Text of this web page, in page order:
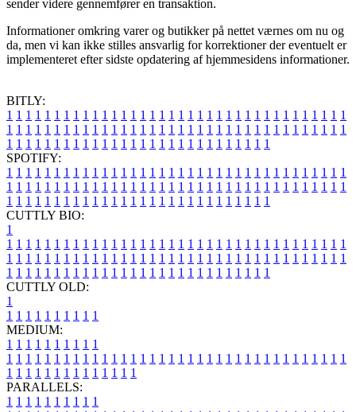
sender videre gennemfører en transaktion.
Informationer omkring varer og butikker på nettet værnes om nu og
da, men vi kan ikke stilles ansvarlig for korrektioner der eventuelt er
implementeret efter sidste opdatering af hjemmesidens informationer.
BITLY:
1 1 1 1 1 1 1 1 1 1 1 1 1 1 1 1 1 1 1 1 1 1 1 1 1 1 1 1 1 1 1 1 1 1 1 1
1 1 1 1 1 1 1 1 1 1 1 1 1 1 1 1 1 1 1 1 1 1 1 1 1 1 1 1 1 1 1 1 1 1 1 1
1 1 1 1 1 1 1 1 1 1 1 1 1 1 1 1 1 1 1 1 1 1 1 1 1 1 1 1
SPOTIFY:
1 1 1 1 1 1 1 1 1 1 1 1 1 1 1 1 1 1 1 1 1 1 1 1 1 1 1 1 1 1 1 1 1 1 1 1
1 1 1 1 1 1 1 1 1 1 1 1 1 1 1 1 1 1 1 1 1 1 1 1 1 1 1 1 1 1 1 1 1 1 1 1
1 1 1 1 1 1 1 1 1 1 1 1 1 1 1 1 1 1 1 1 1 1 1 1 1 1 1 1
CUTTLY BIO:
1
1 1 1 1 1 1 1 1 1 1 1 1 1 1 1 1 1 1 1 1 1 1 1 1 1 1 1 1 1 1 1 1 1 1 1 1
1 1 1 1 1 1 1 1 1 1 1 1 1 1 1 1 1 1 1 1 1 1 1 1 1 1 1 1 1 1 1 1 1 1 1 1
1 1 1 1 1 1 1 1 1 1 1 1 1 1 1 1 1 1 1 1 1 1 1 1 1 1 1 1
CUTTLY OLD:
1
1 1 1 1 1 1 1 1 1 1
MEDIUM:
1 1 1 1 1 1 1 1 1 1
1 1 1 1 1 1 1 1 1 1 1 1 1 1 1 1 1 1 1 1 1 1 1 1 1 1 1 1 1 1 1 1 1 1 1 1
1 1 1 1 1 1 1 1 1 1 1 1 1 1
PARALLELS:
1 1 1 1 1 1 1 1 1 1